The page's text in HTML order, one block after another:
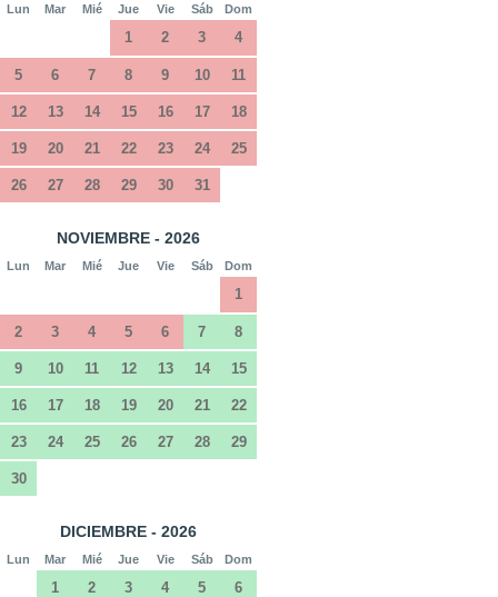
Lun Mar Mié Jue Vie Sáb Dom
1 2 3 4
5 6 7 8 9 10 11
12 13 14 15 16 17 18
19 20 21 22 23 24 25
26 27 28 29 30 31
NOVIEMBRE - 2026
Lun Mar Mié Jue Vie Sáb Dom
1
2 3 4 5 6 7 8
9 10 11 12 13 14 15
16 17 18 19 20 21 22
23 24 25 26 27 28 29
30
DICIEMBRE - 2026
Lun Mar Mié Jue Vie Sáb Dom
1 2 3 4 5 6